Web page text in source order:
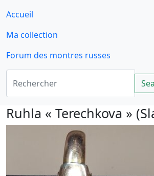
Accueil
Ma collection
Forum des montres russes
Ruhla « Terechkova »